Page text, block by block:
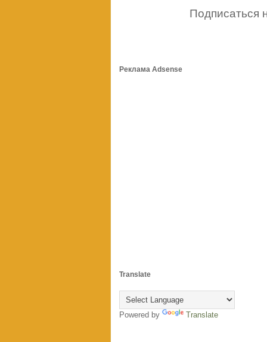
Подписаться
Реклама Adsense
Translate
Powered by Translate